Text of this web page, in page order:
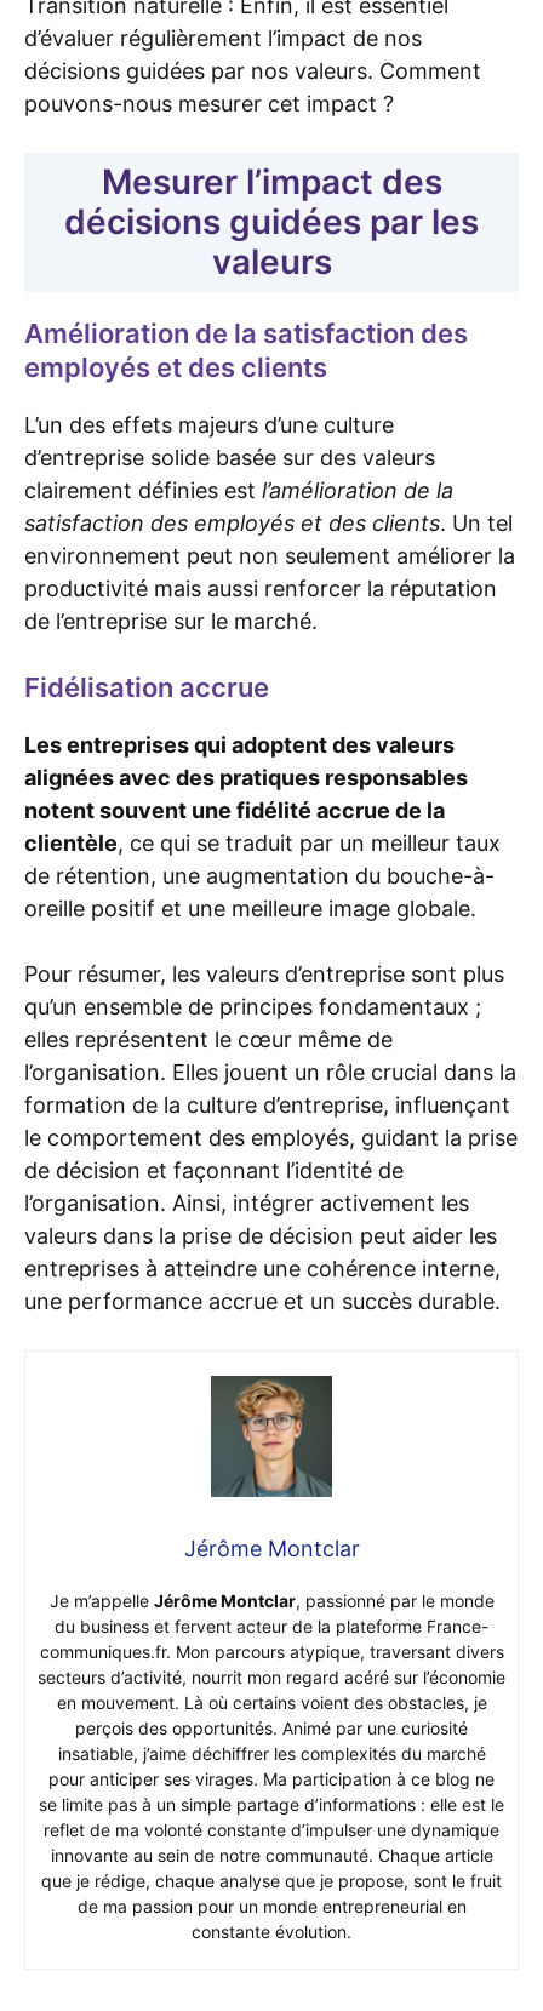
Transition naturelle : Enfin, il est essentiel
d’évaluer régulièrement l’impact de nos
décisions guidées par nos valeurs. Comment
pouvons-nous mesurer cet impact ?
Mesurer l’impact des
décisions guidées par les
valeurs
Amélioration de la satisfaction des
employés et des clients
L’un des effets majeurs d’une culture
d’entreprise solide basée sur des valeurs
clairement définies est l’amélioration de la
satisfaction des employés et des clients. Un tel
environnement peut non seulement améliorer la
productivité mais aussi renforcer la réputation
de l’entreprise sur le marché.
Fidélisation accrue
Les entreprises qui adoptent des valeurs
alignées avec des pratiques responsables
notent souvent une fidélité accrue de la
clientèle, ce qui se traduit par un meilleur taux
de rétention, une augmentation du bouche-à-
oreille positif et une meilleure image globale.
Pour résumer, les valeurs d’entreprise sont plus
qu’un ensemble de principes fondamentaux ;
elles représentent le cœur même de
l’organisation. Elles jouent un rôle crucial dans la
formation de la culture d’entreprise, influençant
le comportement des employés, guidant la prise
de décision et façonnant l’identité de
l’organisation. Ainsi, intégrer activement les
valeurs dans la prise de décision peut aider les
entreprises à atteindre une cohérence interne,
une performance accrue et un succès durable.
Jérôme Montclar
Je m’appelle Jérôme Montclar, passionné par le monde
du business et fervent acteur de la plateforme France-
communiques.fr. Mon parcours atypique, traversant divers
secteurs d’activité, nourrit mon regard acéré sur l’économie
en mouvement. Là où certains voient des obstacles, je
perçois des opportunités. Animé par une curiosité
insatiable, j’aime déchiffrer les complexités du marché
pour anticiper ses virages. Ma participation à ce blog ne
se limite pas à un simple partage d’informations : elle est le
reflet de ma volonté constante d’impulser une dynamique
innovante au sein de notre communauté. Chaque article
que je rédige, chaque analyse que je propose, sont le fruit
de ma passion pour un monde entrepreneurial en
constante évolution.